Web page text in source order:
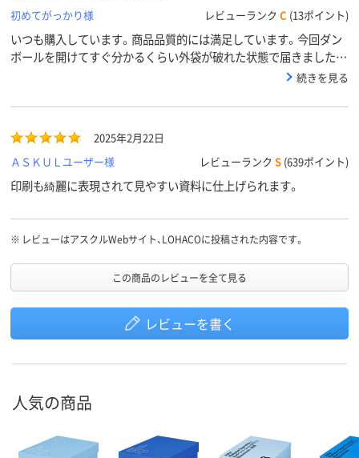
初めてがっかり様
レビューランク C (13ポイント)
いつも購入しています。商品品質的には満足しています。今回ダン
ボールを開けてすぐ分かるくらい外袋が破れた状態で届きました。
それも結構な破損具合です。一冊の重さが割とあるのに対して外袋
すが、「気づかなかった」では済まされない程度の破損具合でした。
ませんが、次回からはこの様な事がないようにしてもらいたいで
す。
続きを見る
2025年2月22日
ＡＳＫＵＬユーザー様
レビューランク S (639ポイント)
印刷も綺麗に表現されて見やすい資料に仕上げられます。
※ レビューはアスクルWebサイト、LOHACOに投稿された内容です。
この商品のレビューを全て見る
レビューを書く
人気の商品